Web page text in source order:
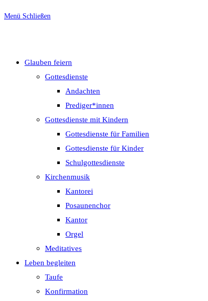
Menü Schließen
Glauben feiern
Gottesdienste
Andachten
Prediger*innen
Gottesdienste mit Kindern
Gottesdienste für Familien
Gottesdienste für Kinder
Schulgottesdienste
Kirchenmusik
Kantorei
Posaunenchor
Kantor
Orgel
Meditatives
Leben begleiten
Taufe
Konfirmation